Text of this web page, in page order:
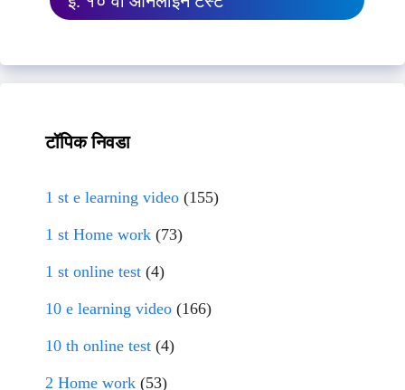
टॉपिक निवडा
1 st e learning video (155)
1 st Home work (73)
1 st online test (4)
10 e learning video (166)
10 th online test (4)
2 Home work (53)